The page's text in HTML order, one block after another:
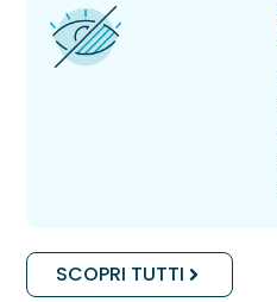
SCOPRI TUTTI